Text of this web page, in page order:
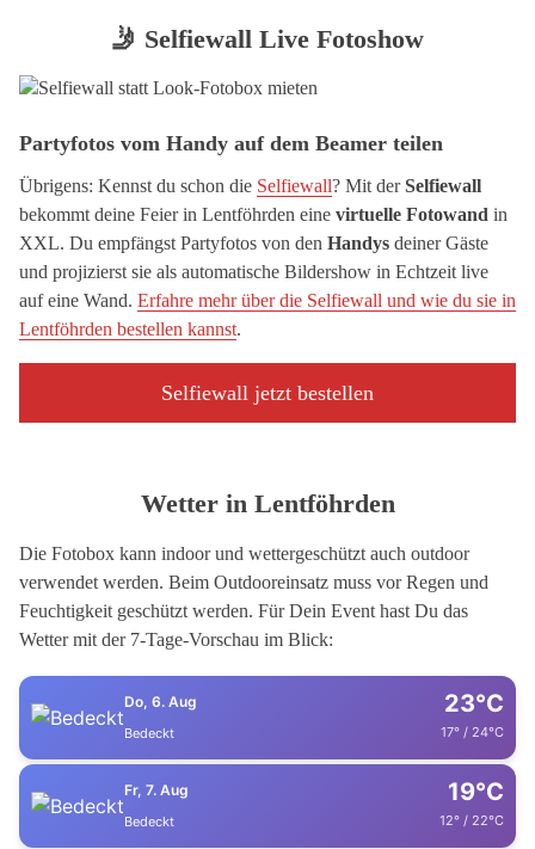
🤳 Selfiewall Live Fotoshow
Partyfotos vom Handy auf dem Beamer teilen
Übrigens: Kennst du schon die Selfiewall? Mit derSelfiewall
bekommt deine Feier in Lentföhrden eine virtuelle Fotowand in
XXL. Du empfängst Partyfotos von den Handys deiner Gäste
und projizierst sie als automatische Bildershow in Echtzeit live
auf eine Wand. Erfahre mehr über die Selfiewall und wie du sie in
Lentföhrden bestellen kannst.
Selfiewall jetzt bestellen
Wetter in Lentföhrden
Die Fotobox kann indoor und wettergeschützt auch outdoor
verwendet werden. Beim Outdooreinsatz muss vor Regen und
Feuchtigkeit geschützt werden. Für Dein Event hast Du das
Wetter mit der 7-Tage-Vorschau im Blick:
Do, 6. Aug
Bedeckt
23°C
17° / 24°C
Fr, 7. Aug
Bedeckt
19°C
12° / 22°C